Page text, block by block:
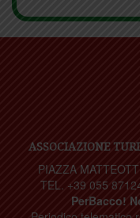
ASSOCIAZIONE
PIAZZA
TEL. +39 055
PerBacco!